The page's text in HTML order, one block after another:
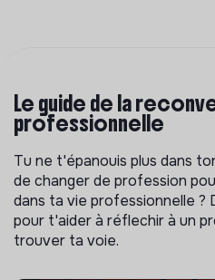
Le guide de la
professionnelle
Tu ne t'épanouis plus dans
de changer de profession
dans ta vie professionnelle ?
pour t'aider à réflechir à un
trouver ta voie.